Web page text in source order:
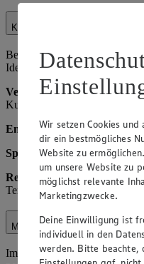
Kundenkarte
Bei Nutzung unserer
Identifikation und
Verarbeitete Daten:Name,
Kundenbindung,
Empfänger:Interne
Speicherdauer : Bis zur
Rechtsgrundlage:Art. 6
Teilnahme Art. 6 Abs. 1 lit. a)
Marketing
Im Rahmen unserer
Wir setzen Cookies und
dir ein bestmögliches
Website zu
um unsere Website zu
möglichst relevante
Marketingzwecke.
Deine Einwilligung ist
individuell in den
werden. Bitte beachte,